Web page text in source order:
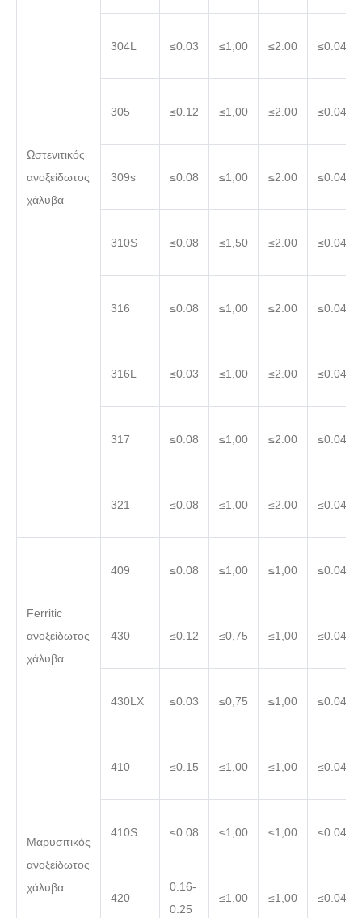
Ωστενιτικός
ανοξείδωτος
χάλυβα
304L ≤0.03 ≤1,00 ≤2.00 ≤0.045
305 ≤0.12 ≤1,00 ≤2.00 ≤0.045
309s ≤0.08 ≤1,00 ≤2.00 ≤0.045
310S ≤0.08 ≤1,50 ≤2.00 ≤0.045
316 ≤0.08 ≤1,00 ≤2.00 ≤0.045
316L ≤0.03 ≤1,00 ≤2.00 ≤0.045
317 ≤0.08 ≤1,00 ≤2.00 ≤0.045
321 ≤0.08 ≤1,00 ≤2.00 ≤0.045
Ferritic
ανοξείδωτος
χάλυβα
409 ≤0.08 ≤1,00 ≤1,00 ≤0.045
430 ≤0.12 ≤0,75 ≤1,00 ≤0.040
430LX ≤0.03 ≤0,75 ≤1,00 ≤0.040
Μαρυσιτικός
ανοξείδωτος
χάλυβα
410 ≤0.15 ≤1,00 ≤1,00 ≤0.040
410S ≤0.08 ≤1,00 ≤1,00 ≤0.040
420
0.16-
0.25
≤1,00 ≤1,00 ≤0.040